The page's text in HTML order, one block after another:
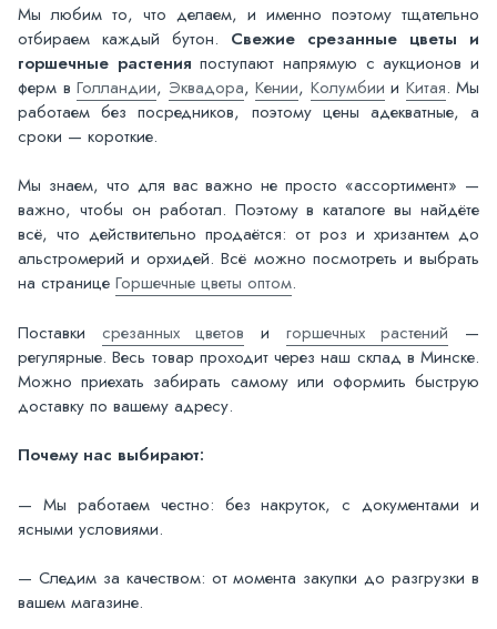
Мы любим то, что делаем, и именно поэтому тщательно
отбираем каждый бутон. Свежие срезанные цветы и
горшечные растения поступают напрямую с аукционов и
ферм в Голландии, Эквадора, Кении, Колумбии и Китая. Мы
работаем без посредников, поэтому цены адекватные, а
сроки — короткие.
Мы знаем, что для вас важно не просто «ассортимент» —
важно, чтобы он работал. Поэтому в каталоге вы найдёте
всё, что действительно продаётся: от роз и хризантем до
альстромерий и орхидей. Всё можно посмотреть и выбрать
на странице Горшечные цветы оптом.
Поставки срезанных цветов и горшечных растений —
регулярные. Весь товар проходит через наш склад в Минске.
Можно приехать забирать самому или оформить быструю
доставку по вашему адресу.
Почему нас выбирают:
— Мы работаем честно: без накруток, с документами и
ясными условиями.
— Следим за качеством: от момента закупки до разгрузки в
вашем магазине.